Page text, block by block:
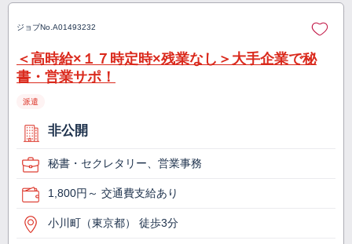
ジョブNo. A01493232
＜高時給×１７時定時×残業なし＞大手企業で秘
書・営業サポ！
派遣
非公開
秘書・セクレタリー、営業事務
1,800円～ 交通費支給あり
小川町（東京都） 徒歩3分